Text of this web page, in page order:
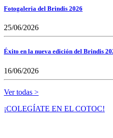
Fotogaleria del Brindis 2026
25/06/2026
Éxito en la nueva edición del Brindis
16/06/2026
Ver todas >
¡COLEGÍATE EN EL COTOC!